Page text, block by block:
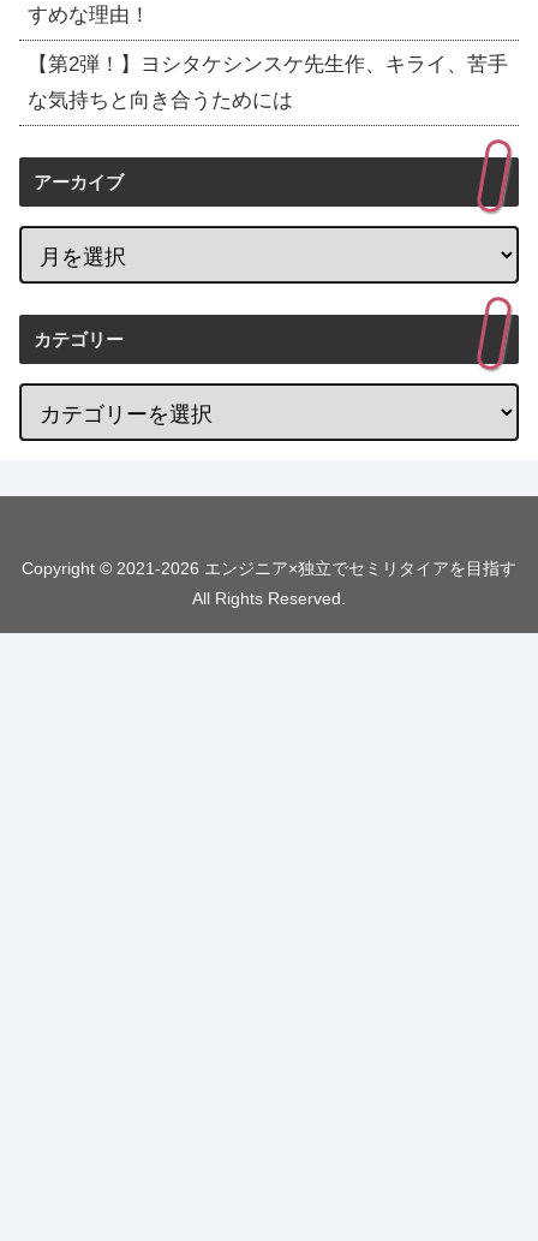
すめな理由！
【第2弾！】ヨシタケシンスケ先生作、キライ、苦手
な気持ちと向き合うためには
アーカイブ
カテゴリー
Copyright © 2021-2026 エンジニア×独立でセミリタイアを目指す
All Rights Reserved.